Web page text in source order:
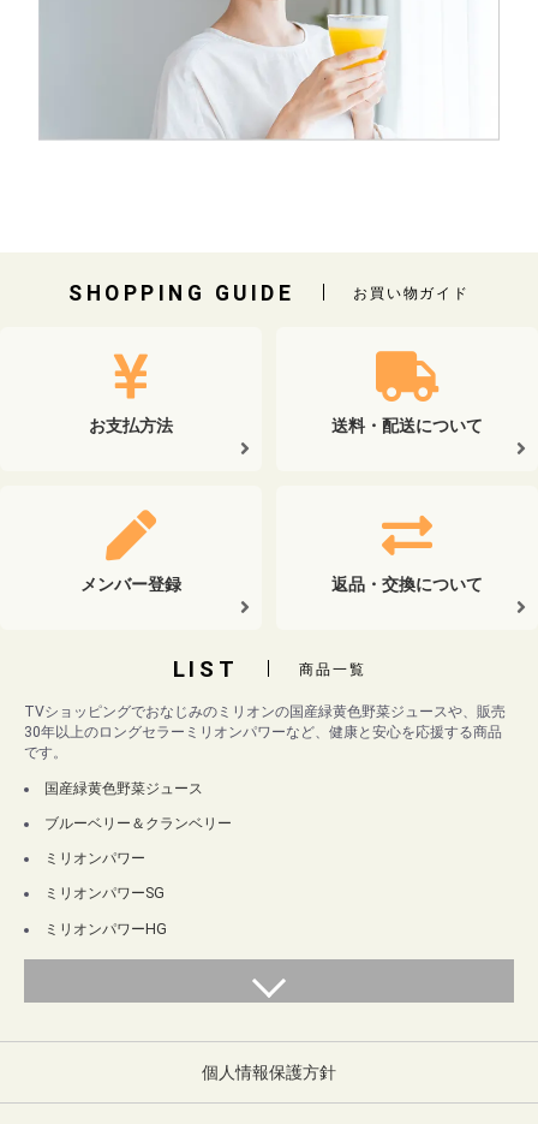
SHOPPING GUIDE お買い物ガイド
お支払方法 送料・配送について
メンバー登録 返品・交換について
LIST 商品一覧
TVショッピングでおなじみのミリオンの国産緑黄色野菜ジュースや、販売
30年以上のロングセラーミリオンパワーなど、健康と安心を応援する商品
です。
国産緑黄色野菜ジュース
ブルーベリー＆クランベリー
ミリオンパワー
ミリオンパワーSG
ミリオンパワーHG
個人情報保護方針